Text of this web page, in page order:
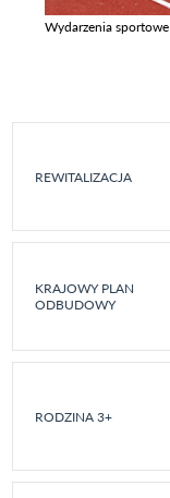
Wydarzenia sportowe
REWITALIZACJA
KRAJOWY PLAN
ODBUDOWY
RODZINA 3+